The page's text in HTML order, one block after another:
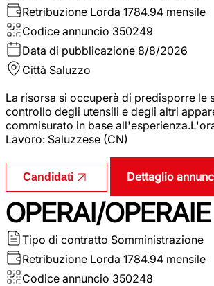
Retribuzione Lorda 1784.94 mensile
Codice annuncio 350249
Data di pubblicazione 8/8/2026
Città Saluzzo
La risorsa si occuperà di predisporre le
controllo degli utensili e degli altri
commisurato in base
Lavoro: Saluzzese (CN)
Candidati Dettaglio
OPERAI/
Tipo di contratto Somministrazione
Retribuzione Lorda 1784.94 mensile
Codice annuncio 350248